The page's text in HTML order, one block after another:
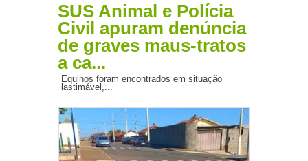
SUS Animal e Polícia
Civil apuram denúncia
de graves maus-tratos
a ca...
Equinos foram encontrados em situação
lastimável,...